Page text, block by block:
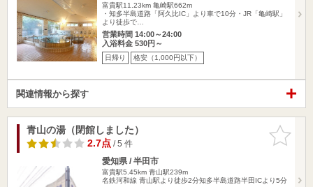
富貴駅11.23km 亀崎駅662m
・知多半島道路「阿久比IC」より車で10分・JR「亀崎駅」
より徒歩で…
営業時間 14:00～24:00
入浴料金 530円～
日帰り 格安（1,000円以下）
関連情報から探す
お気に入
りに追加
青山の湯（閉館しました）
2.7点/ 5 件
愛知県 / 半田市
富貴駅5.45km 青山駅239m
名鉄河和線 青山駅より徒歩2分知多半島道路半田ICより5分